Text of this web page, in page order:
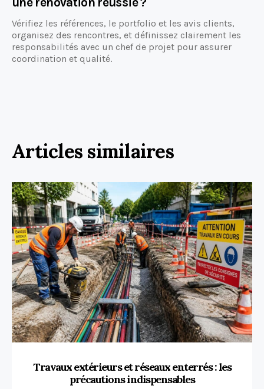
Vérifiez les références, le portfolio et les avis clients,
organisez des rencontres, et définissez clairement les
responsabilités avec un chef de projet pour assurer
coordination et qualité.
Articles similaires
Travaux extérieurs et réseaux enterrés : les
précautions indispensables